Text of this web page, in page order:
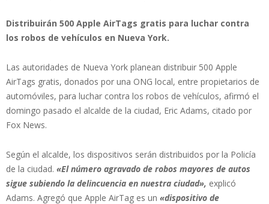
Distribuirán 500 Apple AirTags gratis para luchar contra
los robos de vehículos en Nueva York.
Las autoridades de Nueva York planean distribuir 500 Apple
AirTags gratis, donados por una ONG local, entre propietarios de
automóviles, para luchar contra los robos de vehículos, afirmó el
domingo pasado el alcalde de la ciudad, Eric Adams, citado por
Fox News.
Según el alcalde, los dispositivos serán distribuidos por la Policía
de la ciudad. «El número agravado de robos mayores de autos
sigue subiendo la delincuencia en nuestra ciudad», explicó
Adams. Agregó que Apple AirTag es un «dispositivo de